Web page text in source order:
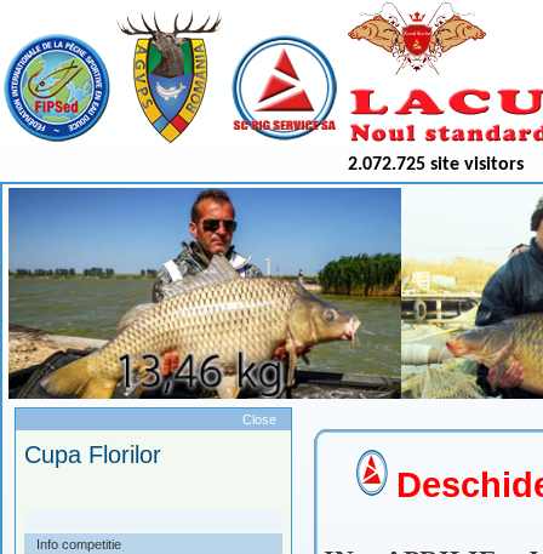
2.072.725 site visitors
Close
Cupa Florilor
Info competitie